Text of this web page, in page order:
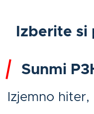
Izberite si
Sunmi
Izjemno